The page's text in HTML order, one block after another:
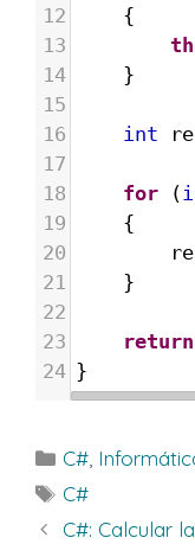
12
{
13
14
}
15
16
int
17
18
for (
19
{
20
21
}
22
23
return
24 }
Categorías
C#,
Etiquetas
C#
C#: Calcular